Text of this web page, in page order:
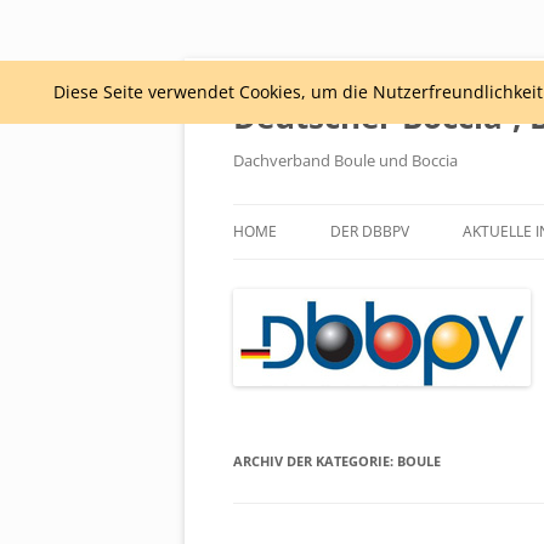
Deutscher Boccia-,
Dachverband Boule und Boccia
HOME DER DBBPV
SATZUNG
AKTUELLE
ARCHIV DER KATEGORIE: BOULE
Diese Seite verwendet Cookies, um die